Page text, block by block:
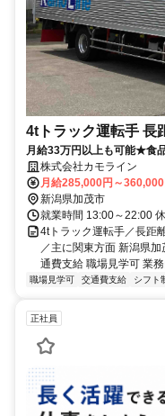
4tトラック運転手 長
月給33万円以上も可能★食
心・安定の職場です★
株式会社カモライン
月給285,000円～360,000
新潟県加茂市
就業時間 13:00～22:00
4tトラック運転手／長距
／主に関東方面 新潟県
通費支給 職場見学可 業
職場見学可 交通費支給 シフト
正社員